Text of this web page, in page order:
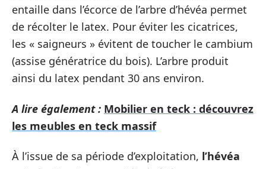
entaille dans l’écorce de l’arbre d’hévéa permet
de récolter le latex. Pour éviter les cicatrices,
les « saigneurs » évitent de toucher le cambium
(assise génératrice du bois). L’arbre produit
ainsi du latex pendant 30 ans environ.
A lire également : Mobilier en teck : découvrez
les meubles en teck massif
À l’issue de sa période d’exploitation, l’hévéa